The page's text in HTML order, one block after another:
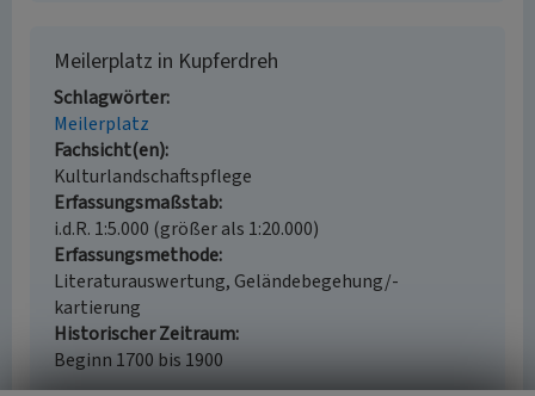
Meilerplatz in Kupferdreh
Schlagwörter
Meilerplatz
Fachsicht(en)
Kulturlandschaftspflege
Erfassungsmaßstab
i.d.R. 1:5.000 (größer als 1:20.000)
Erfassungsmethode
Literaturauswertung, Geländebegehung/-
kartierung
Historischer Zeitraum
Beginn 1700 bis 1900